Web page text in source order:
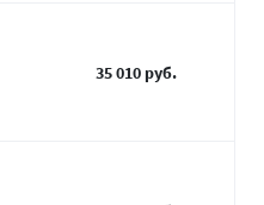
35 010 руб.